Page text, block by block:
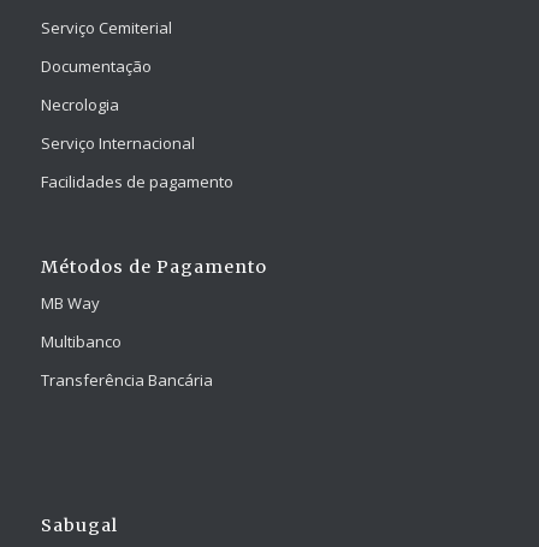
Serviço Cemiterial
Documentação
Necrologia
Serviço Internacional
Facilidades de pagamento
Métodos de Pagamento
MB Way
Multibanco
Transferência Bancária
Sabugal